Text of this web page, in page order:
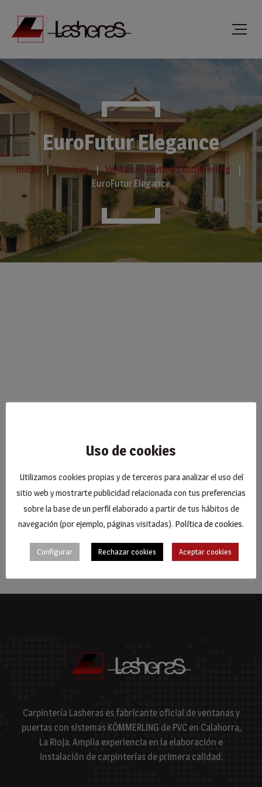
EuroFutur Elegance
Inicio Services
Ventanas Abatibles Kommerling
EuroFutur Elegance
Carpintería Lasheras es fabricante oficial de ventanas y
puertas con sistemas KÖMMERLING de PVC en Calahorra,
La Rioja. Amplia experiencia en la elaboración e
instalación de carpinterías de primera calidad.
Uso de cookies
Utilizamos cookies propias y de terceros para analizar el uso del
sitio web y mostrarte publicidad relacionada con tus preferencias
sobre la base de un perfil elaborado a partir de tus hábitos de
navegación (por ejemplo, páginas visitadas). Política de cookies.
Configurar Rechazar cookies Aceptar cookies